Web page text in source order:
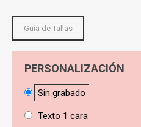
Guía de Tallas
PERSONALIZACIÓN
Sin grabado
Texto 1 cara